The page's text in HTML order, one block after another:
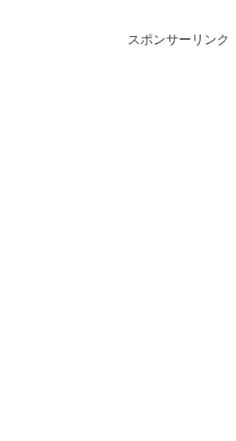
スポンサーリンク